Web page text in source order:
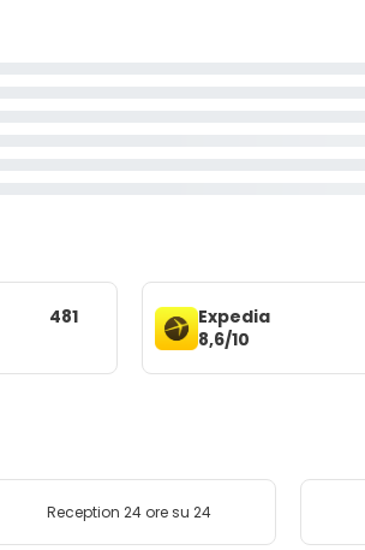
481
Expedia
8,6/10
Reception 24 ore su 24